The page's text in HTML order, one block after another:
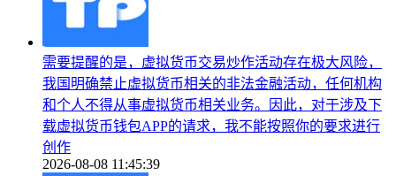
需要提醒的是，虚拟货币交易炒作活动存在极大风险，
我国明确禁止虚拟货币相关的非法金融活动，任何机构
和个人不得从事虚拟货币相关业务。因此，对于涉及下
载虚拟货币钱包APP的请求，我不能按照你的要求进行
创作
2026-08-08 11:45:39